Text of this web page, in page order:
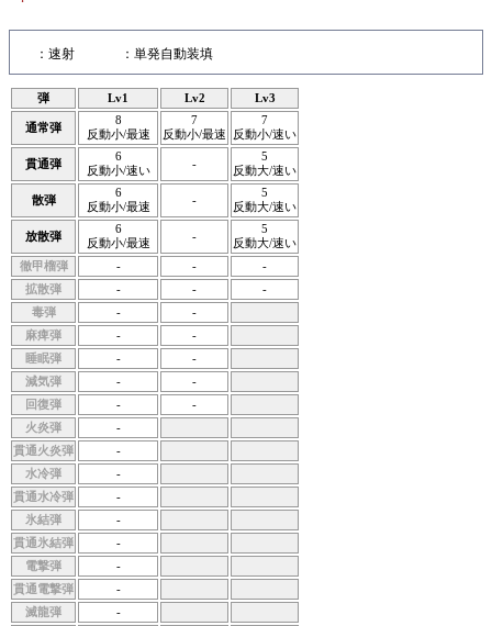
：速射 ：単発自動装填
弾 Lv1 Lv2 Lv3
通常弾
8
反動小/最速
7
反動小/最速
7
反動小/速い
貫通弾
6
反動小/速い
-
5
反動大/速い
散弾
6
反動小/最速
-
5
反動大/速い
放散弾
6
反動小/最速
-
5
反動大/速い
徹甲榴弾
- -
-
拡散弾
- -
-
毒弾
-
-
麻痺弾
-
-
睡眠弾
-
-
減気弾
-
-
回復弾
-
-
火炎弾
-
貫通火炎弾
-
水冷弾
-
貫通水冷弾
-
氷結弾
-
貫通氷結弾
-
電撃弾
-
貫通電撃弾
-
滅龍弾
-